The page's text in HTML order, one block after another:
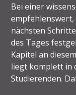
Bei einer
nächsten
des Tages
Kapitel an
liegt komplett in
Studierenden.